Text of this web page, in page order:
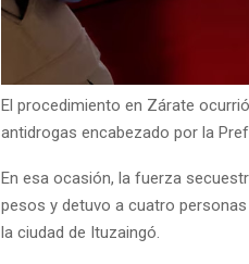
El procedimiento en Zárate
antidrogas encabezado por la
En esa ocasión, la fuerza
pesos y detuvo a cuatro
la ciudad de Ituzaingó.